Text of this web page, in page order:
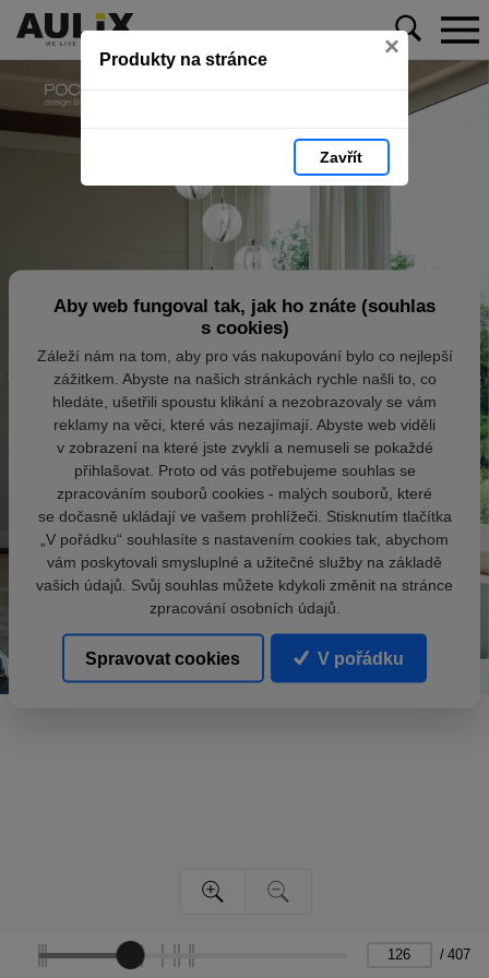
Produkty na stránce ×
Zavřít
/ 407
Aby web fungoval tak, jak ho znáte (souhlas
s cookies)
Záleží nám na tom, aby pro vás nakupování bylo co nejlepší
zážitkem. Abyste na našich stránkách rychle našli to, co
hledáte, ušetřili spoustu klikání a nezobrazovaly se vám
reklamy na věci, které vás nezajímají. Abyste web viděli
v zobrazení na které jste zvyklí a nemuseli se pokaždé
přihlašovat. Proto od vás potřebujeme souhlas se
zpracováním souborů cookies - malých souborů, které
se dočasně ukládají ve vašem prohlížeči. Stisknutím tlačítka
„V pořádku“ souhlasíte s nastavením cookies tak, abychom
vám poskytovali smysluplné a užitečné služby na základě
vašich údajů. Svůj souhlas můžete kdykoli změnit na stránce
zpracování osobních údajů.
Spravovat cookies V pořádku